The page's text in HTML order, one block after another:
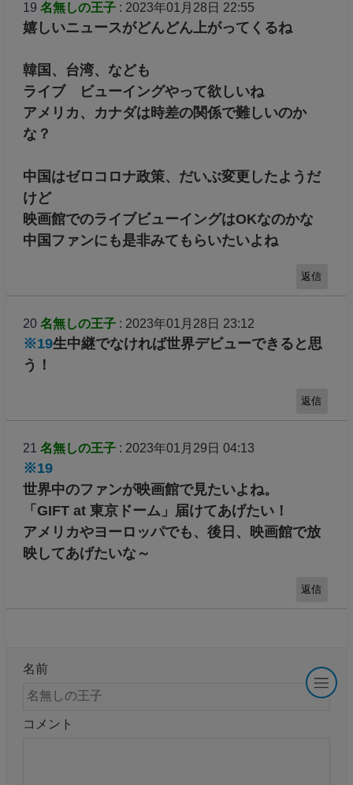
19 名無しの王子: 2023年01月28日 22:55
嬉しいニュースがどんどん上がってくるね
韓国、台湾、なども
ライブ ビューイングやって欲しいね
アメリカ、カナダは時差の関係で難しいのか
な？
中国はゼロコロナ政策、だいぶ変更したようだ
けど
映画館でのライブビューイングはOKなのかな
中国ファンにも是非みてもらいたいよね
返信
20 名無しの王子: 2023年01月28日 23:12
※19生中継でなければ世界デビューできると思
う！
返信
21 名無しの王子: 2023年01月29日 04:13
※19
世界中のファンが映画館で見たいよね。
「GIFT at 東京ドーム」届けてあげたい！
アメリカやヨーロッパでも、後日、映画館で放
映してあげたいな～
返信
名前
コメント